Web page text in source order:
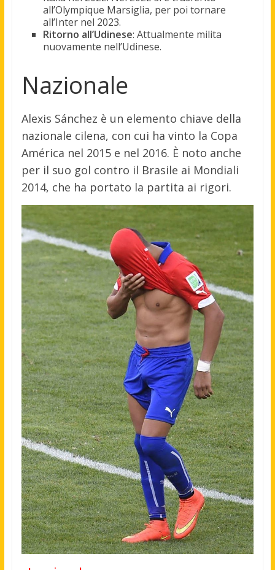
all’Olympique Marsiglia, per poi tornare
all’Inter nel 2023.
Ritorno all’Udinese: Attualmente milita
nuovamente nell’Udinese.
Nazionale
Alexis Sánchez è un elemento chiave della
nazionale cilena, con cui ha vinto la Copa
América nel 2015 e nel 2016. È noto anche
per il suo gol contro il Brasile ai Mondiali
2014, che ha portato la partita ai rigori.